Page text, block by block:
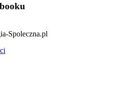
Spoleczna.pl